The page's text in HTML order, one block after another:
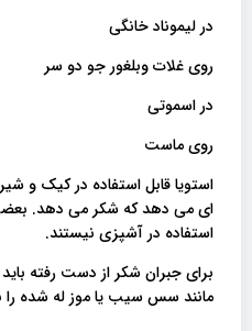
در لیموناد خانگی
روی غلات وبلغور جو دو سر
در اسموتی
روی ماست
استویا قابل استفاده در کیک و
ای می دهد که شکر می دهد. بعضی
استفاده در آشپزی نیستند.
برای جبران شکر از دست رفته
مانند سس سیب یا موز له شده را